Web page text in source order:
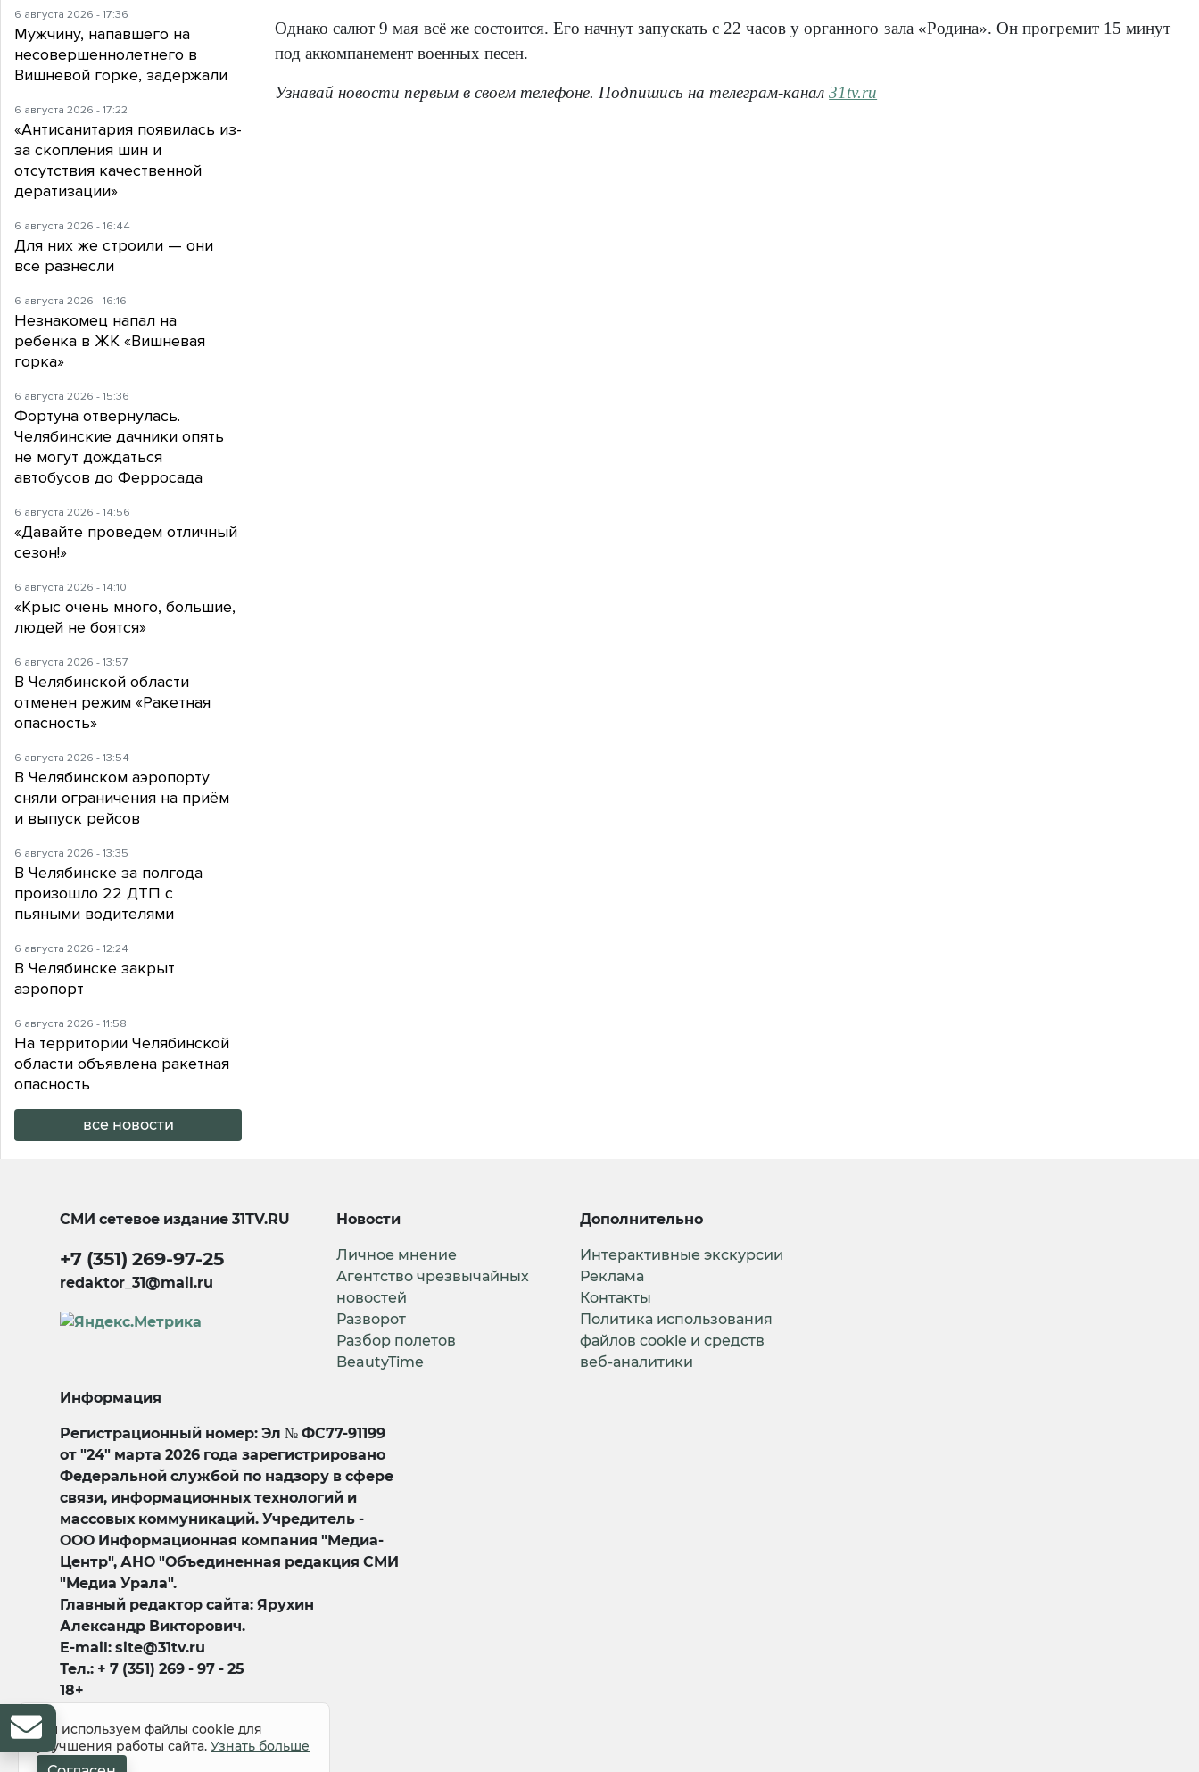
Однако салют 9 мая всё же состоится. Его начнут запускать с 22 часов у органного зала «Родина». Он прогремит 15 минут
под аккомпанемент военных песен.
Узнавай новости первым в своем телефоне. Подпишись на телеграм-канал31tv.ru
6 августа 2026 - 17:36
Мужчину, напавшего на
несовершеннолетнего в
Вишневой горке, задержали
6 августа 2026 - 17:22
«Антисанитария появилась из-
за скопления шин и
отсутствия качественной
дератизации»
6 августа 2026 - 16:44
Для них же строили — они
все разнесли
6 августа 2026 - 16:16
Незнакомец напал на
ребенка в ЖК «Вишневая
горка»
6 августа 2026 - 15:36
Фортуна отвернулась.
Челябинские дачники опять
не могут дождаться
автобусов до Ферросада
6 августа 2026 - 14:56
«Давайте проведем отличный
сезон!»
6 августа 2026 - 14:10
«Крыс очень много, большие,
людей не боятся»
6 августа 2026 - 13:57
В Челябинской области
отменен режим «Ракетная
опасность»
6 августа 2026 - 13:54
В Челябинском аэропорту
сняли ограничения на приём
и выпуск рейсов
6 августа 2026 - 13:35
В Челябинске за полгода
произошло 22 ДТП с
пьяными водителями
6 августа 2026 - 12:24
В Челябинске закрыт
аэропорт
6 августа 2026 - 11:58
На территории Челябинской
области объявлена ракетная
опасность
все новости
СМИ сетевое издание31TV.RU
+7 (351) 269-97-25
redaktor_31@mail.ru
Новости
Личное мнение
Агентство чрезвычайных
новостей
Разворот
Разбор полетов
BeautyTime
Дополнительно
Интерактивные экскурсии
Реклама
Контакты
Политика использования
файлов cookie и средств
веб-аналитики
Информация
Регистрационный номер: Эл № ФС77-91199
от "24" марта 2026 года зарегистрировано
Федеральной службой по надзору в сфере
связи, информационных технологий и
массовых коммуникаций. Учредитель -
ООО Информационная компания "Медиа-
Центр", АНО "Объединенная редакция СМИ
"Медиа Урала".
Главный редактор сайта: Ярухин
Александр Викторович.
E-mail: site@31tv.ru
Тел.: + 7 (351) 269 - 97 - 25
18+
Мы используем файлы cookie для
улучшения работы сайта. Узнать больше